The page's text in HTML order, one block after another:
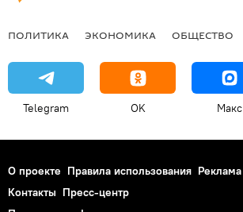
ПОЛИТИКА ЭКОНОМИКА ОБЩЕСТВО
Telegram OK Макс
О проекте Правила использования Реклама
Контакты Пресс-центр